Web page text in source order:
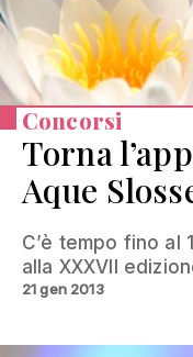
Concorsi
Torna
Aque
C’è tempo fino
alla XXXVII
21 gen 2013